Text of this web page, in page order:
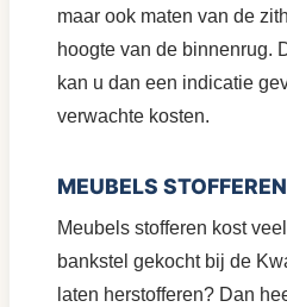
maar ook maten van de
hoogte van de binnenrug.
kan u dan een indicatie
verwachte kosten.
MEUBELS
Meubels stofferen kost
bankstel gekocht bij de
laten herstofferen? Dan